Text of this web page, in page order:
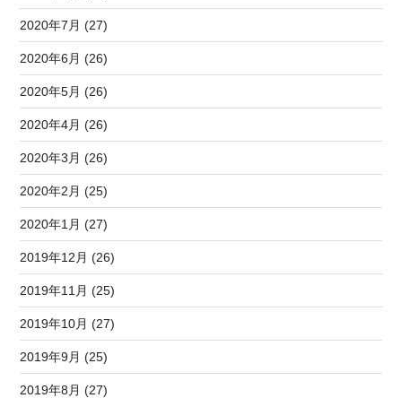
2020年7月 (27)
2020年6月 (26)
2020年5月 (26)
2020年4月 (26)
2020年3月 (26)
2020年2月 (25)
2020年1月 (27)
2019年12月 (26)
2019年11月 (25)
2019年10月 (27)
2019年9月 (25)
2019年8月 (27)